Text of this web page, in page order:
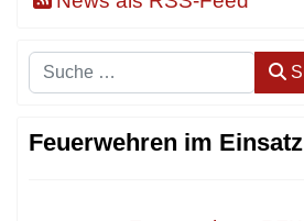
Suchen
Feuerwehren im Einsatz